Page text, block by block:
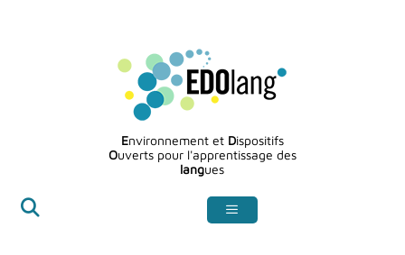
Environnement et Dispositifs
Ouverts pour l'apprentissage des
langues